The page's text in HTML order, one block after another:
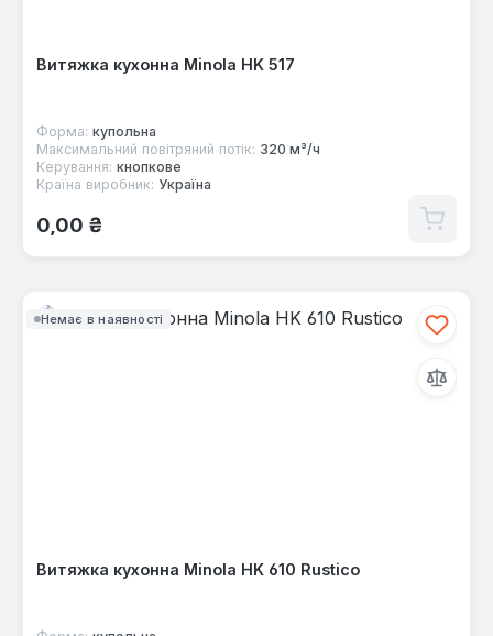
Витяжка кухонна Minola HK 517
Форма: купольна
Максимальний повітряний потік: 320 м³/ч
Керування: кнопкове
Країна виробник: Україна
Звичайна ціна:
0,00 ₴
Немає в наявності
Витяжка кухонна Minola HK 610 Rustico